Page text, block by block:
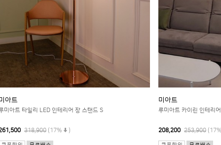
아트
미아트 타일리 LED 인테리어 장 스탠드 S
318,900 (17% )
미아트
루미아트 카이린 인테리
208,200 253,900